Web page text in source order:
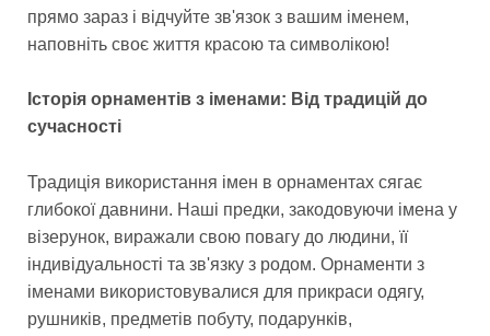
прямо зараз і відчуйте зв'язок з вашим іменем,
наповніть своє життя красою та символікою!
Історія орнаментів з іменами: Від традицій до
сучасності
Традиція використання імен в орнаментах сягає
глибокої давнини. Наші предки, закодовуючи імена у
візерунок, виражали свою повагу до людини, її
індивідуальності та зв'язку з родом. Орнаменти з
іменами використовувалися для прикраси одягу,
рушників, предметів побуту, подарунків,